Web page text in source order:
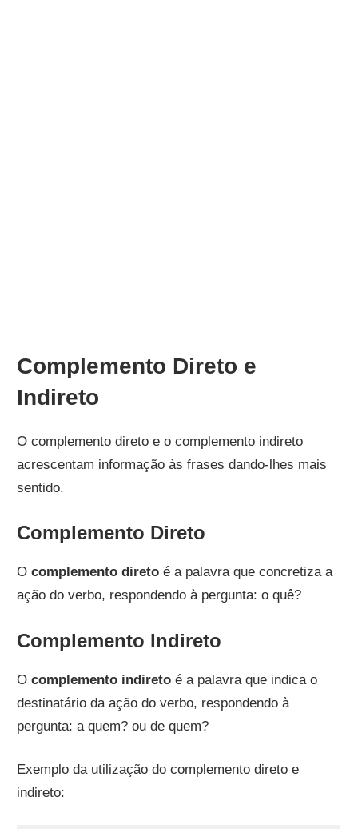
Complemento Direto e
Indireto
O complemento direto e o complemento indireto
acrescentam informação às frases dando-lhes mais
sentido.
Complemento Direto
Ocomplemento direto é a palavra que concretiza a
ação do verbo, respondendo à pergunta: o quê?
Complemento Indireto
Ocomplemento indireto é a palavra que indica o
destinatário da ação do verbo, respondendo à
pergunta: a quem? ou de quem?
Exemplo da utilização do complemento direto e
indireto: